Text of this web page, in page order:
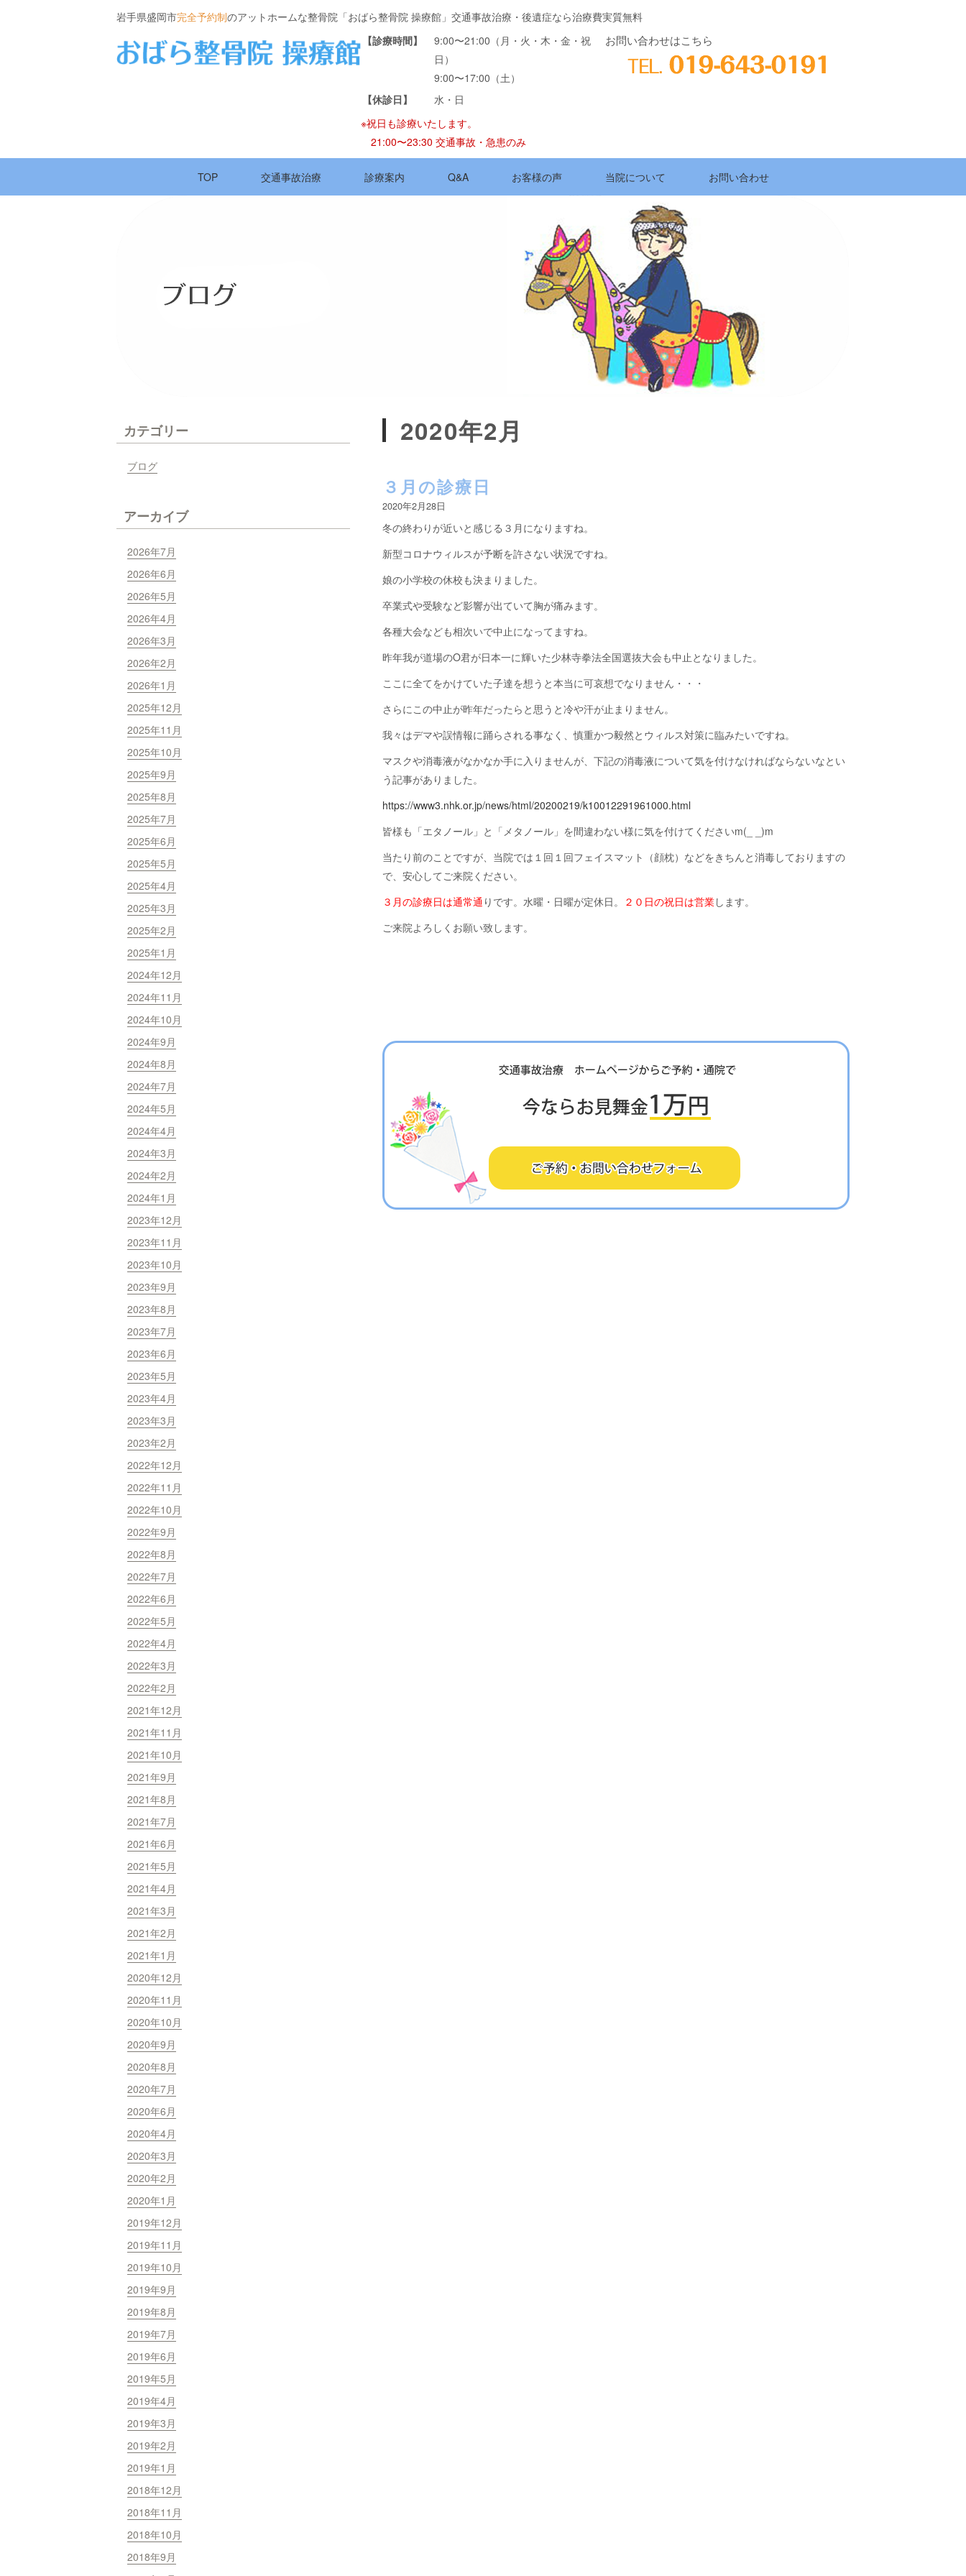
岩手県盛岡市完全予約制のアットホームな整骨院「おばら整骨院 操療館」交通事故治療・後遺症なら治療費実質無料
【診療時間】
9:00〜21:00（月・火・木・金・祝
日）
9:00〜17:00（土）
【休診日】
水・日
※祝日も診療いたします。
21:00〜23:30 交通事故・急患のみ
お問い合わせはこちら
TOP 交通事故治療 診療案内 Q&A お客様の声 当院について お問い合わせ
2020年2月
３月の診療日
2020年2月28日
冬の終わりが近いと感じる３月になりますね。
新型コロナウィルスが予断を許さない状況ですね。
娘の小学校の休校も決まりました。
卒業式や受験など影響が出ていて胸が痛みます。
各種大会なども相次いで中止になってますね。
昨年我が道場のO君が日本一に輝いた少林寺拳法全国選抜大会も中止となりました。
ここに全てをかけていた子達を想うと本当に可哀想でなりません・・・
さらにこの中止が昨年だったらと思うと冷や汗が止まりません。
我々はデマや誤情報に踊らされる事なく、慎重かつ毅然とウィルス対策に臨みたいですね。
マスクや消毒液がなかなか手に入りませんが、下記の消毒液について気を付けなければならないなとい
う記事がありました。
https://www3.nhk.or.jp/news/html/20200219/k10012291961000.html
皆様も「エタノール」と「メタノール」を間違わない様に気を付けてくださいm(_ _)m
当たり前のことですが、当院では１回１回フェイスマット（顔枕）などをきちんと消毒しておりますの
で、安心してご来院ください。
３月の診療日は通常通 りです。水曜・日曜が定休日。 ２０日の祝日は営業します。
ご来院よろしくお願い致します。
カテゴリー
ブログ
アーカイブ
2026年7月
2026年6月
2026年5月
2026年4月
2026年3月
2026年2月
2026年1月
2025年12月
2025年11月
2025年10月
2025年9月
2025年8月
2025年7月
2025年6月
2025年5月
2025年4月
2025年3月
2025年2月
2025年1月
2024年12月
2024年11月
2024年10月
2024年9月
2024年8月
2024年7月
2024年5月
2024年4月
2024年3月
2024年2月
2024年1月
2023年12月
2023年11月
2023年10月
2023年9月
2023年8月
2023年7月
2023年6月
2023年5月
2023年4月
2023年3月
2023年2月
2022年12月
2022年11月
2022年10月
2022年9月
2022年8月
2022年7月
2022年6月
2022年5月
2022年4月
2022年3月
2022年2月
2021年12月
2021年11月
2021年10月
2021年9月
2021年8月
2021年7月
2021年6月
2021年5月
2021年4月
2021年3月
2021年2月
2021年1月
2020年12月
2020年11月
2020年10月
2020年9月
2020年8月
2020年7月
2020年6月
2020年4月
2020年3月
2020年2月
2020年1月
2019年12月
2019年11月
2019年10月
2019年9月
2019年8月
2019年7月
2019年6月
2019年5月
2019年4月
2019年3月
2019年2月
2019年1月
2018年12月
2018年11月
2018年10月
2018年9月